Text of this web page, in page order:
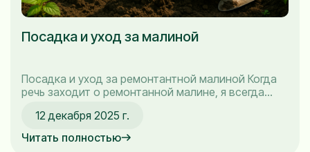
Посадка и уход за малиной
Посадка и уход за ремонтантной малиной Когда
речь заходит о ремонтанной малине, я всегда
природы. Как только я впервые попробовал
ягоды, которые давали плод в два срока за одно
лето, я понял, что это любовь навсегда. Но чтобы
12 декабря 2025 г.
Читать полностью